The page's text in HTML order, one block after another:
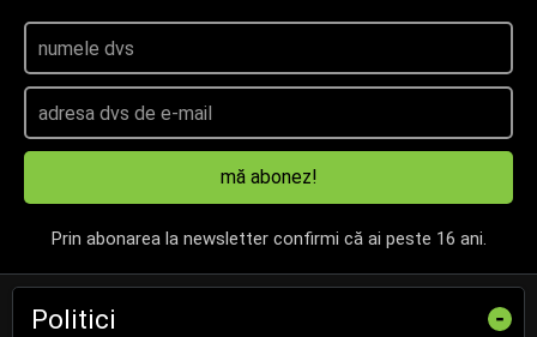
mă abonez!
Prin abonarea la newsletter confirmi că ai peste 16 ani.
Politici -